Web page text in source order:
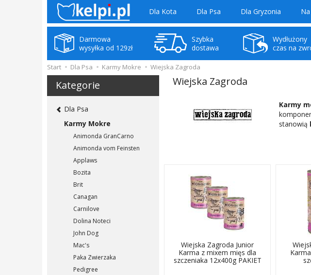
Dla Kota Dla Psa Dla Gryzonia
Darmowa
wysyłka od 129zł
Szybka
dostawa
Wydłużony
czas na
Start Dla Psa Karmy Mokre Wiejska Zagroda
Wiejska Zagroda
Karmy
stanowią
Wiejska Zagroda Junior
Karma z mixem mięs dla
szczeniaka 12x400g PAKIET
Kategorie
Dla Psa
Karmy Mokre
Animonda GranCarno
Animonda vom Feinsten
Applaws
Bozita
Brit
Canagan
Carnilove
Dolina Noteci
John Dog
Mac's
Paka Zwierzaka
Pedigree